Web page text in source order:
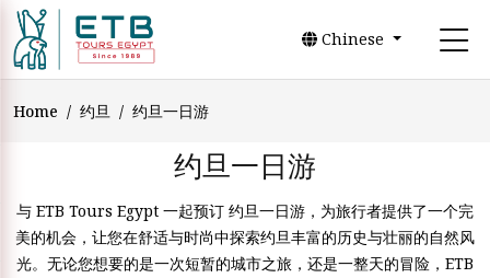
Chinese
Home 约旦 约旦一日游
约旦一日游
与 ETB Tours Egypt 一起预订 约旦一日游，为旅行者提供了一个完
美的机会，让您在舒适与时尚中探索约旦丰富的历史与壮丽的自然风
光。无论您想要的是一次短暂的城市之旅，还是一整天的冒险，ETB